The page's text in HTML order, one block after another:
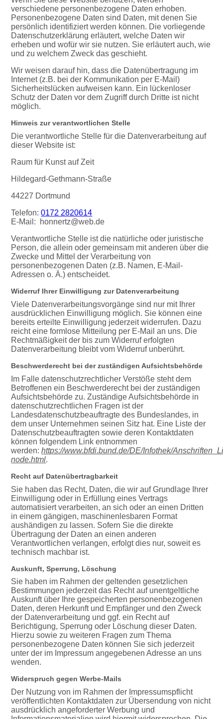
verschiedene personenbezogene Daten erhoben.
Personenbezogene Daten sind Daten, mit denen Sie
persönlich identifiziert werden können. Die vorliegende
Datenschutzerklärung erläutert, welche Daten wir
erheben und wofür wir sie nutzen. Sie erläutert auch, wie
und zu welchem Zweck das geschieht.
Wir weisen darauf hin, dass die Datenübertragung im
Internet (z.B. bei der Kommunikation per E-Mail)
Sicherheitslücken aufweisen kann. Ein lückenloser
Schutz der Daten vor dem Zugriff durch Dritte ist nicht
möglich.
Hinweis zur verantwortlichen Stelle
Die verantwortliche Stelle für die Datenverarbeitung auf
dieser Website ist:
Raum für Kunst auf Zeit
Hildegard-Gethmann-Straße
44227 Dortmund
Telefon:0172 2820614
E-Mail: honnertz@web.de
Verantwortliche Stelle ist die natürliche oder juristische
Person, die allein oder gemeinsam mit anderen über die
Zwecke und Mittel der Verarbeitung von
personenbezogenen Daten (z.B. Namen, E-Mail-
Adressen o. Ä.) entscheidet.
Widerruf Ihrer Einwilligung zur Datenverarbeitung
Viele Datenverarbeitungsvorgänge sind nur mit Ihrer
ausdrücklichen Einwilligung möglich. Sie können eine
bereits erteilte Einwilligung jederzeit widerrufen. Dazu
reicht eine formlose Mitteilung per E-Mail an uns. Die
Rechtmäßigkeit der bis zum Widerruf erfolgten
Datenverarbeitung bleibt vom Widerruf unberührt.
Beschwerderecht bei der zuständigen Aufsichtsbehörde
Im Falle datenschutzrechtlicher Verstöße steht dem
Betroffenen ein Beschwerderecht bei der zuständigen
Aufsichtsbehörde zu. Zuständige Aufsichtsbehörde in
datenschutzrechtlichen Fragen ist der
Landesdatenschutzbeauftragte des Bundeslandes, in
dem unser Unternehmen seinen Sitz hat. Eine Liste der
Datenschutzbeauftragten sowie deren Kontaktdaten
können folgendem Link entnommen
werden:https://www.bfdi.bund.de/DE/Infothek/
node.html.
Recht auf Datenübertragbarkeit
Sie haben das Recht, Daten, die wir auf Grundlage Ihrer
Einwilligung oder in Erfüllung eines Vertrags
automatisiert verarbeiten, an sich oder an einen Dritten
in einem gängigen, maschinenlesbaren Format
aushändigen zu lassen. Sofern Sie die direkte
Übertragung der Daten an einen anderen
Verantwortlichen verlangen, erfolgt dies nur, soweit es
technisch machbar ist.
Auskunft, Sperrung, Löschung
Sie haben im Rahmen der geltenden gesetzlichen
Bestimmungen jederzeit das Recht auf unentgeltliche
Auskunft über Ihre gespeicherten personenbezogenen
Daten, deren Herkunft und Empfänger und den Zweck
der Datenverarbeitung und ggf. ein Recht auf
Berichtigung, Sperrung oder Löschung dieser Daten.
Hierzu sowie zu weiteren Fragen zum Thema
personenbezogene Daten können Sie sich jederzeit
unter der im Impressum angegebenen Adresse an uns
wenden.
Widerspruch gegen Werbe-Mails
Der Nutzung von im Rahmen der Impressumspflicht
veröffentlichten Kontaktdaten zur Übersendung von nicht
ausdrücklich angeforderter Werbung und